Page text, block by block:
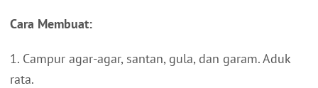
Cara Membuat:
1. Campur agar-agar, santan, gula, dan garam. Aduk
rata.